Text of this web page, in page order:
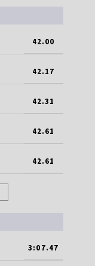
42.00
42.17
42.31
42.61
42.61
3:07.47